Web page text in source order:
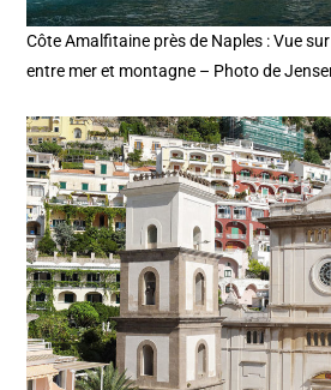
Côte Amalfitaine près de Naples : Vue
entre mer et montagne – Photo de